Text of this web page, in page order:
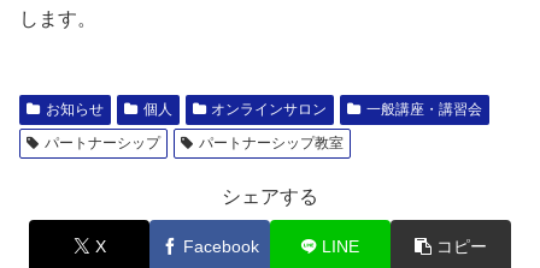
します。
お知らせ 個人 オンラインサロン
一般講座・講習会
パートナーシップ
パートナーシップ教室
シェアする
X Facebook LINE コピー